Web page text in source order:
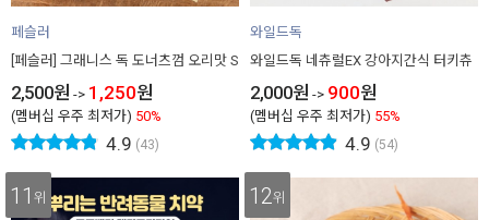
페슬러
[페슬러] 그래니스 독 도너츠껌 오리맛 S
2,500원 -> 1,250원
(멤버십 우주 최저가) 50%
4.9 (43)
와일드독
와일드독 네츄럴EX 강아지간식 터키츄
2,000원 -> 900원
(멤버십 우주 최저가) 55%
4.9 (54)
11 위 12위